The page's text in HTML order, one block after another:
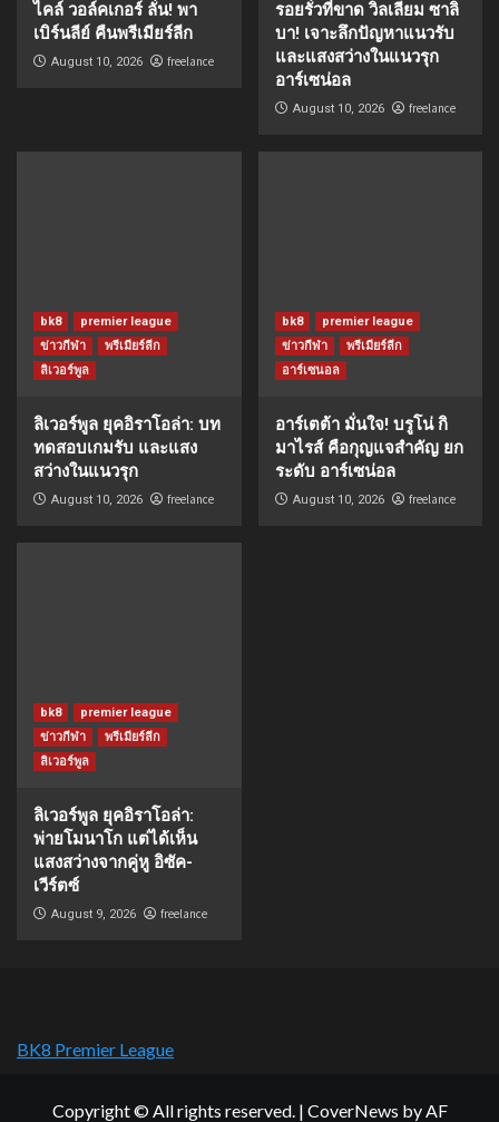
ไคล์ วอล์คเกอร์ ลั่น! พา
เบิร์นลีย์ คืนพรีเมียร์ลีก
August 10, 2026 freelance
รอยรั่วที่ขาด วิลเลียม ซาลิ
บา! เจาะลึกปัญหาแนวรับ
และแสงสว่างในแนวรุก
อาร์เซน่อล
August 10, 2026 freelance
bk8
premier league
ข่าวกีฬา
พรีเมียร์ลีก
ลิเวอร์พูล
ลิเวอร์พูล ยุคอิราโอล่า: บท
ทดสอบเกมรับ และแสง
สว่างในแนวรุก
August 10, 2026 freelance
bk8
premier league
ข่าวกีฬา
พรีเมียร์ลีก
อาร์เซนอล
อาร์เตต้า มั่นใจ! บรูโน่ กิ
มาไรส์ คือกุญแจสำคัญ ยก
ระดับ อาร์เซน่อล
August 10, 2026 freelance
bk8
premier league
ข่าวกีฬา
พรีเมียร์ลีก
ลิเวอร์พูล
ลิเวอร์พูล ยุคอิราโอล่า:
พ่ายโมนาโก แต่ได้เห็น
แสงสว่างจากคู่หู อิซัค-
เวีร์ตซ์
August 9, 2026 freelance
BK8 Premier League
Copyright © All rights reserved. | CoverNews by AF